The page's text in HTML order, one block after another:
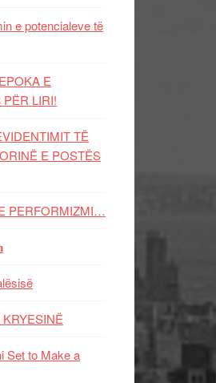
e potencialeve të
E
LIRI!
TË
E POSTËS
PERFORMIZMI…
Set to Make a